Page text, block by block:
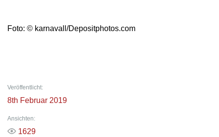
Foto: © karnavall/Depositphotos.com
Veröffentlicht:
8th Februar 2019
Ansichten:
1629